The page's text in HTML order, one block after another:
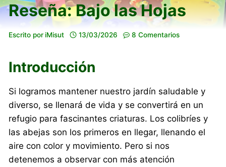
Reseña: Bajo las Hojas
Escrito por iMisut 13/03/2026 8 Comentarios
Introducción
Si logramos mantener nuestro jardín saludable y
diverso, se llenará de vida y se convertirá en un
refugio para fascinantes criaturas. Los colibríes y
las abejas son los primeros en llegar, llenando el
aire con color y movimiento. Pero si nos
detenemos a observar con más atención